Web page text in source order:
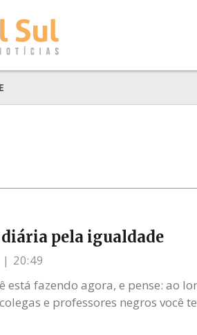
diária pela igualdade
20:49
fazendo agora, e pense: ao
e professores negros você